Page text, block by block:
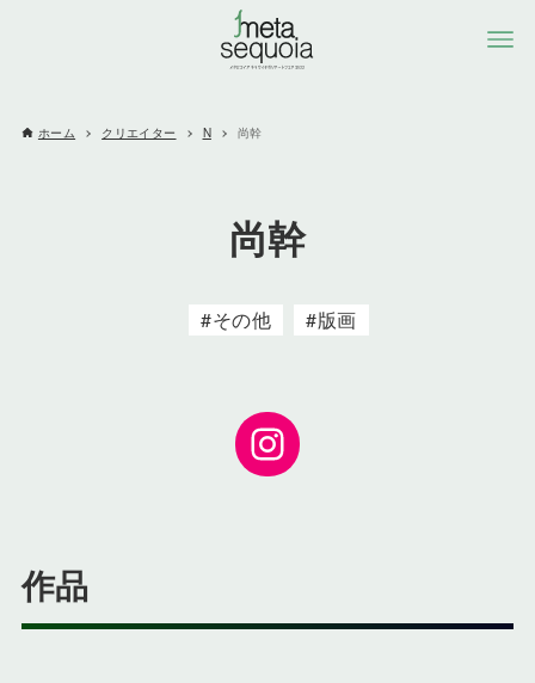
ホーム クリエイター N 尚幹
尚幹
その他 版画
Instagram
作品